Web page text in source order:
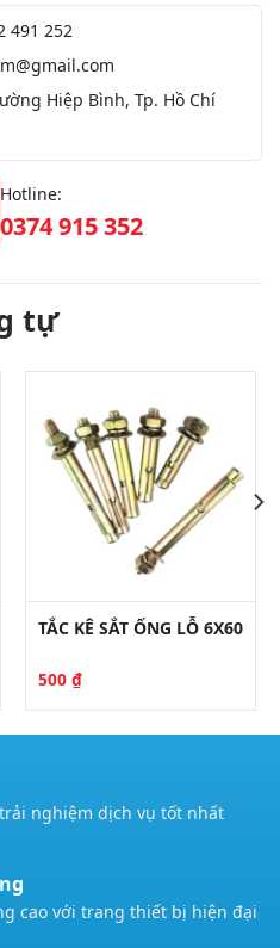
491 252
Hiệp Bình, Tp. Hồ Chí
Hotline:
0374 915 352
tự
TẮC KÊ SẮT ỐNG LỖ 6X60
500 ₫
nghiệm dịch vụ tốt nhất
cao với trang thiết bị hiện đại